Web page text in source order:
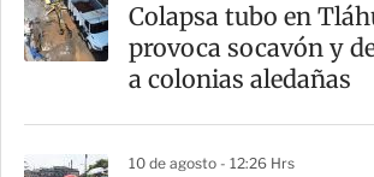
Colapsa tubo en
provoca socavón y
a colonias aledañas
10 de agosto - 12:26 Hrs